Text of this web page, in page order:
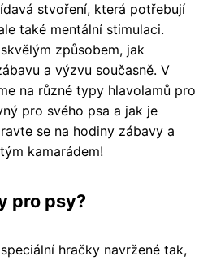
stvoření, která potřebují
také mentální stimulaci.
způsobem, jak
a výzvu současně. V
na různé typy hlavolamů pro
pro svého psa a jak je
se na hodiny zábavy a
kamarádem!
pro psy?
hračky navržené tak,